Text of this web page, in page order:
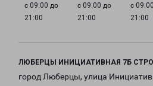
с 09:00 до
21:00
с 09:00 до
21:00
с
21:00
ЛЮБЕРЦЫ ИНИЦИАТИВНАЯ 7Б
город Люберцы, улица